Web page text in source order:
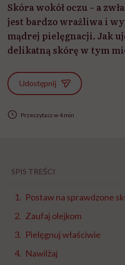
Skóra wokół oczu – a
jest bardzo wrażliwa i
mądrej pielęgnacji. Jak
delikatną skórę w tym
Udostępnij
Przeczytasz w 4 min
SPIS TREŚCI
Postaw na sprawdzone
Zaufaj olejkom
Pielęgnuj właściwie
Nawilżaj